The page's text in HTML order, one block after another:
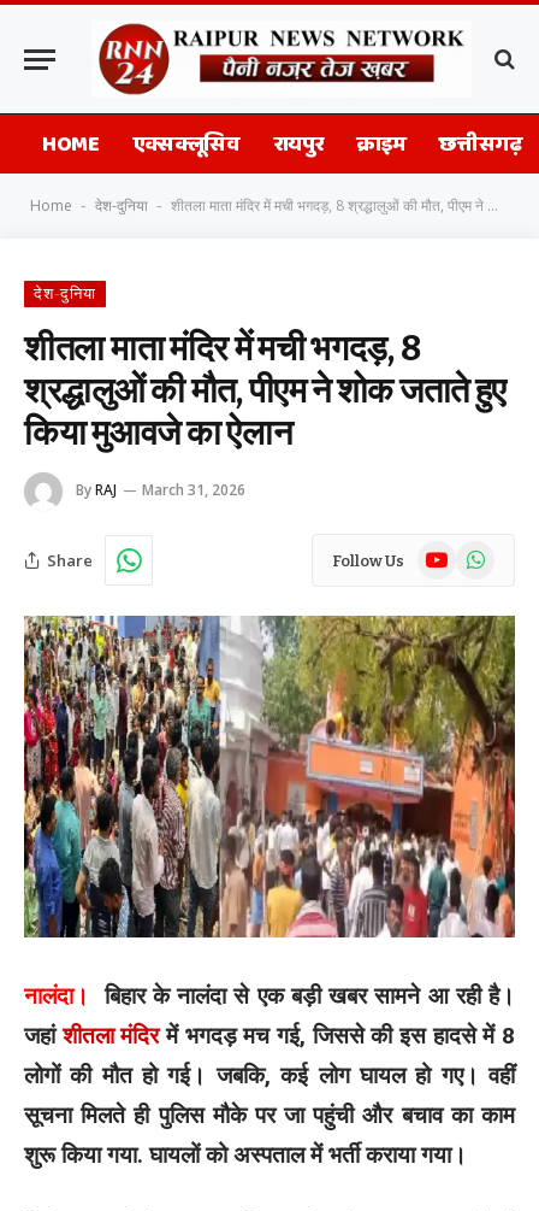
HOME एक्सक्लूसिव रायपुर क्राइम छत्तीसगढ़
Home - देश-दुनिया - शीतला माता मंदिर में मची भगदड़, 8 श्रद्धालुओं की मौत, पीएम ने शोक जताते हुए किया मुआवजे का ऐलान
देश-दुनिया
शीतला माता मंदिर में मची भगदड़, 8
श्रद्धालुओं की मौत, पीएम ने शोक जताते हुए
किया मुआवजे का ऐलान
ByRAJ March 31, 2026
Share Follow Us YouTubeWhatsApp
नालंदा।बिहार के नालंदा से एक बड़ी खबर सामने आ रही है।
जहांशीतला मंदिरमें भगदड़ मच गई, जिससे की इस हादसे में 8
लोगों की मौत हो गई। जबकि, कई लोग घायल हो गए। वहीं
सूचना मिलते ही पुलिस मौके पर जा पहुंची और बचाव का काम
शुरू किया गया. घायलों को अस्पताल में भर्ती कराया गया।